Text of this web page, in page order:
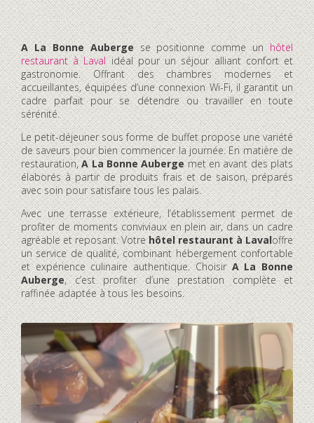
A La Bonne Aubergese positionne comme unhôtel
restaurant à Lavalidéal pour un séjour alliant confort et
gastronomie. Offrant des chambres modernes et
accueillantes, équipées d’une connexion Wi-Fi, il garantit un
cadre parfait pour se détendre ou travailler en toute
sérénité.
Le petit-déjeuner sous forme de buffet propose une variété
de saveurs pour bien commencer la journée. En matière de
restauration,A La Bonne Aubergemet en avant des plats
élaborés à partir de produits frais et de saison, préparés
avec soin pour satisfaire tous les palais.
Avec une terrasse extérieure, l’établissement permet de
profiter de moments conviviaux en plein air, dans un cadre
agréable et reposant. Votrehôtel restaurant à Lavaloffre
un service de qualité, combinant hébergement confortable
et expérience culinaire authentique. ChoisirA La Bonne
Auberge, c’est profiter d’une prestation complète et
raffinée adaptée à tous les besoins.